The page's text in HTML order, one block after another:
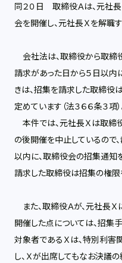
同２０日 取締役Ａは、元社
会を開催し、元社長Ｘを解職
会社法は、取締役から取締
請求があった日から５日以
きは、招集を請求した取締役
定めています（法３６６条３項）
本件では、元社長Ｘは取締
の後開催を中止しているので
以内に、取締役会の招集通知
請求した取締役は招集の権限
また、取締役Ａが、元社長
開催した点については、招集
対象者であるＸは、特別利害
し、Ｘが出席してもなお決議